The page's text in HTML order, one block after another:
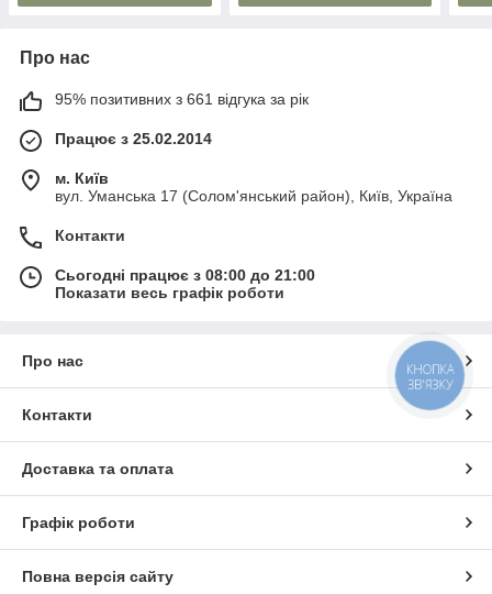
Про нас
95% позитивних з 661 відгука за рік
Працює з 25.02.2014
м. Київ
вул. Уманська 17 (Солом'янський район), Київ, Україна
Контакти
Сьогодні працює з 08:00 до 21:00
Показати весь графік роботи
Про нас
Контакти
Доставка та оплата
Графік роботи
Повна версія сайту
КНОПКА
ЗВ'ЯЗКУ